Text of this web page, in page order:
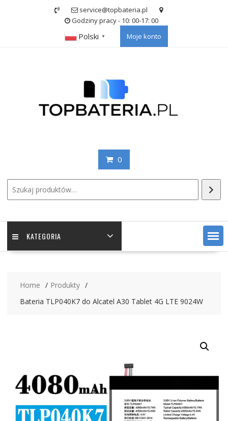
service@topbateria.pl
Godziny pracy - 10: 00-17: 00
Polski ▼ Moje konto
0
KATEGORIA
Home
Produkty
Bateria TLP040K7 do Alcatel A30 Tablet 4G LTE 9024W